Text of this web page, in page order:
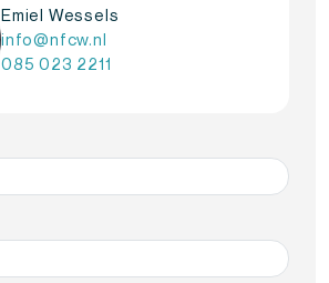
Emiel Wessels
info@nfcw.nl
085 023 2211